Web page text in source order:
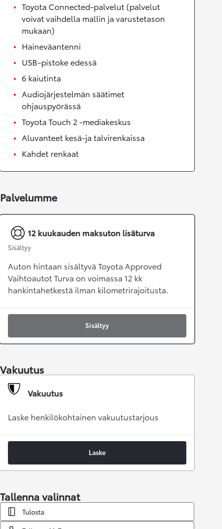
Toyota Connected-palvelut (palvelut
voivat vaihdella mallin ja varustetason
mukaan)
Haineväantenni
USB-pistoke edessä
6 kaiutinta
Audiojärjestelmän säätimet
ohjauspyörässä
Toyota Touch 2 -mediakeskus
Aluvanteet kesä-ja talvirenkaissa
Kahdet renkaat
Palvelumme
12 kuukauden maksuton lisäturva
Sisältyy
Auton hintaan sisältyvä Toyota Approved
Vaihtoautot Turva on voimassa 12 kk
hankintahetkestä ilman kilometrirajoitusta.
Sisältyy
Vakuutus
Vakuutus
Laske henkilökohtainen vakuutustarjous
Laske
Tallenna valinnat
Tulosta